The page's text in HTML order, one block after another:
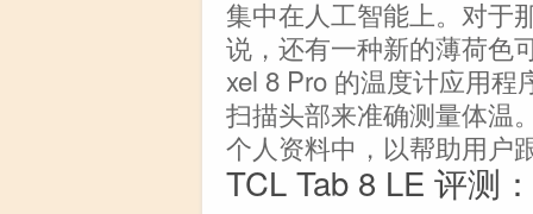
集中在人工智能上。对于
说，还有一种新的薄荷色
xel 8 Pro 的温度计应用
扫描头部来准确测量体温
个人资料中，以帮助用户
TCL Tab 8 LE 评测